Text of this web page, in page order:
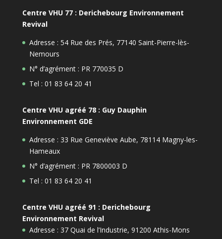
Centre VHU 77 : Derichebourg Environnement
Revival
Adresse : 54 Rue des Prés, 77140 Saint-Pierre-lès-
Nemours
N° d’agrément : PR 770035 D
Tel : 01 83 64 20 41
Centre VHU agréé 78 : Guy Dauphin
Environnement GDE
Adresse : 33 Rue Geneviève Aube, 78114 Magny-les-
Hameaux
N° d’agrément : PR 7800003 D
Tel : 01 83 64 20 41
Centre VHU agréé 91 : Derichebourg
Environnement Revival
Adresse : 37 Quai de l’Industrie, 91200 Athis-Mons